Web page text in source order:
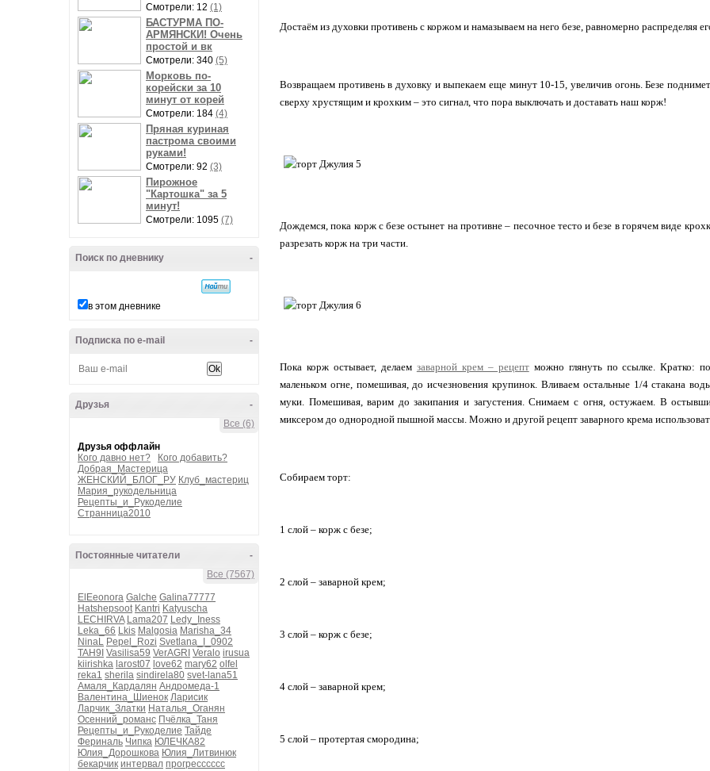
Смотрели: 12 (1)
БАСТУРМА ПО-
АРМЯНСКИ! Очень
простой и вк
Смотрели: 340 (5)
Морковь по-
корейски за 10
минут от корей
Смотрели: 184 (4)
Пряная куриная
пастрома своими
руками!
Смотрели: 92 (3)
Пирожное
"Картошка" за 5
минут!
Смотрели: 1095 (7)
-
Поиск по дневнику
в этом дневнике
-
Подписка по e-mail
-
Друзья
Все (6)
Друзья оффлайн
Кого давно нет?
Кого добавить?
Добрая_Мастерица
ЖЕНСКИЙ_БЛОГ_РУ Клуб_мастериц
Мария_рукодельница
Рецепты_и_Рукоделие
Странница2010
-
Постоянные читатели
Все (7567)
ElEeonora Galche Galina77777
Hatshepsoot Kantri Katyuscha
LECHIRVA Lama207 Ledy_Iness
Leka_66 Lkis Malgosia Marisha_34
NinaL Pepel_Rozi Svetlana_I_0902
TAH9I Vasilisa59 VerAGRI Veralo irusua
kiirishka larost07 love62 mary62 olfel
reka1 sherila sindirela80 svet-lana51
Амаля_Кардалян Андромеда-1
Валентина_Шиенок Ларисик
Ларчик_Златки Наталья_Оганян
Осенний_романс Пчёлка_Таня
Рецепты_и_Рукоделие Тайде
Фериналь Чипка ЮЛЕЧКА82
Юлия_Дорошкова Юлия_Литвинюк
бекарчик интервал прогресссссс
Достаём из духовки противень с коржом и намазываем на него безе, равномерно распределяя
Возвращаем противень в духовку и выпекаем еще минут 10-15, увеличив огонь. Безе
сверху хрустящим и крохким – это сигнал, что пора выключать и доставать наш корж!
Дождемся, пока корж с безе остынет на противне – песочное тесто и безе в горячем виде
разрезать корж на три части.
Пока корж остывает, делаем заварной крем – рецептможно глянуть по ссылке. Кратко:
маленьком огне, помешивая, до исчезновения крупинок. Вливаем остальные 1/4 стакана
муки. Помешивая, варим до закипания и загустения. Снимаем с огня, остужаем. В
миксером до однородной пышной массы. Можно и другой рецепт заварного крема
Собираем торт:
1 слой – корж с безе;
2 слой – заварной крем;
3 слой – корж с безе;
4 слой – заварной крем;
5 слой – протертая смородина;